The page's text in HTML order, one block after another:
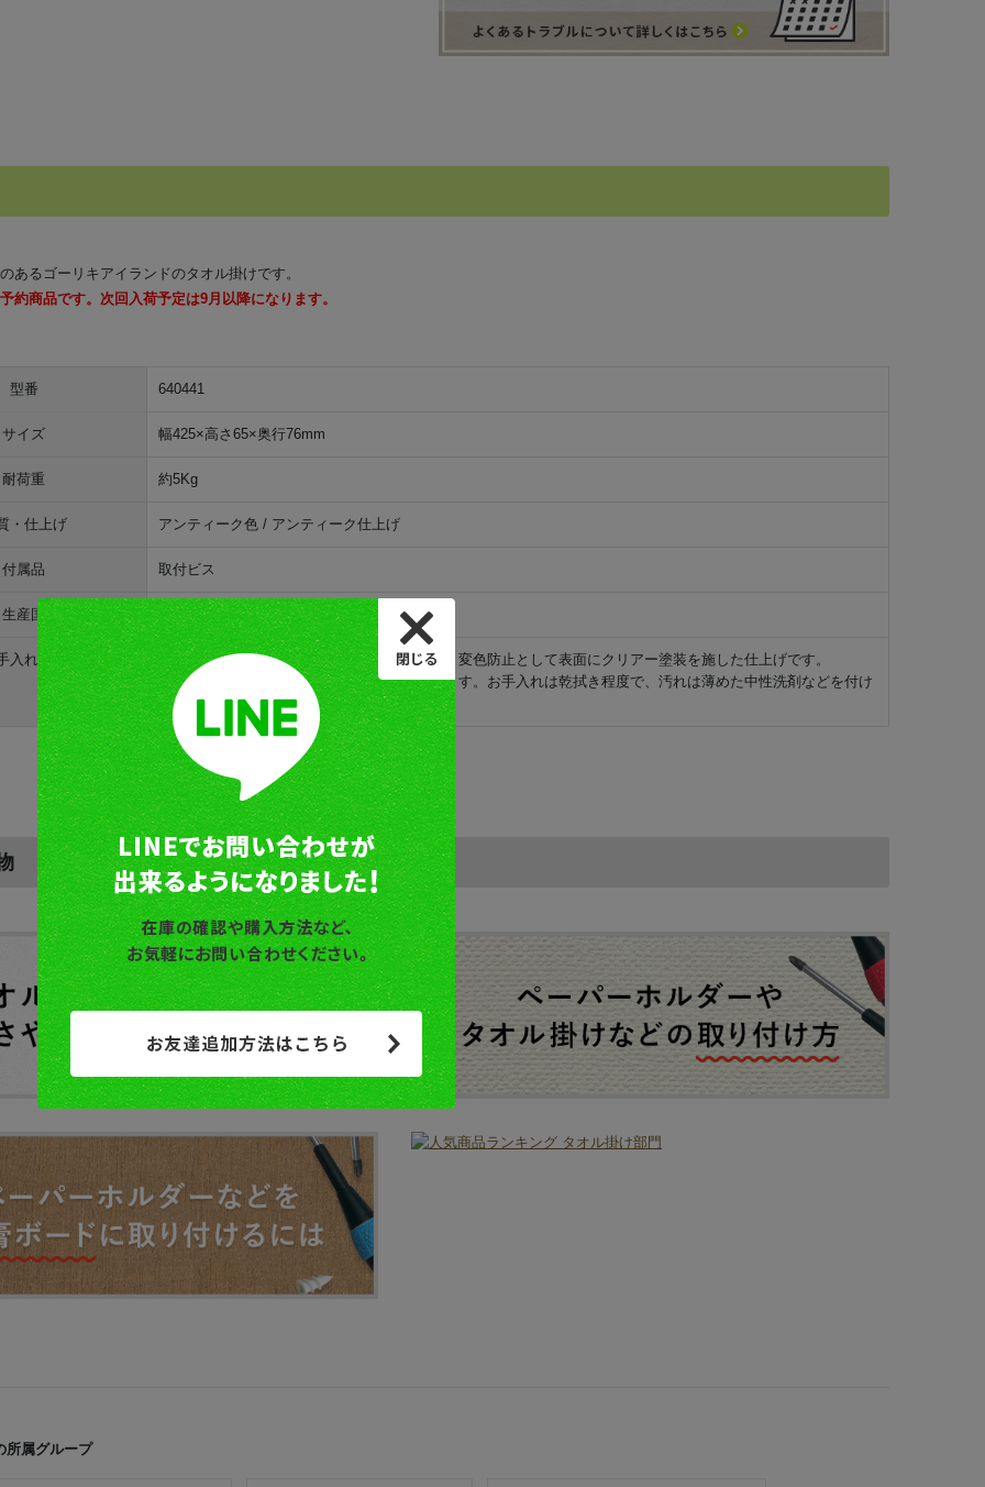
あるゴーリキアイランドのタオル掛けです。
約商品です。次回入荷予定は9月以降になります。
型番 640441
サイズ 幅425×高さ65×奥行76mm
耐荷重 約5Kg
・仕上げ アンティーク色 / アンティーク仕上げ
付属品 取付ビス
生産国 台湾
入れ方法
無垢材の真鍮素材にアンティーク調に着色し、変色防止として表面にクリアー塗装を施した仕上げです。
耐久性は高く、ほぼ変色なくお使いいただけます。お手入れは乾拭き程度で、汚れは薄めた中性洗剤などを付け
た柔らかい布で拭き取ってください。
所属グループ